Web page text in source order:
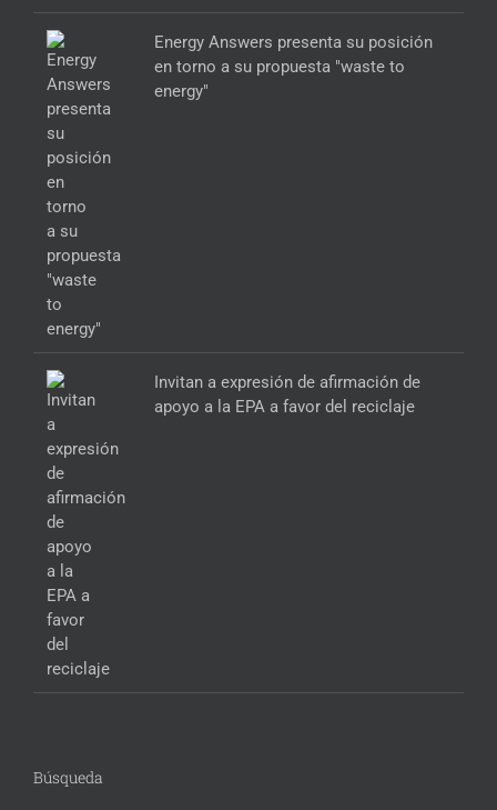
Energy Answers presenta su posición
en torno a su propuesta "waste to
energy"
Invitan a expresión de afirmación de
apoyo a la EPA a favor del reciclaje
Búsqueda